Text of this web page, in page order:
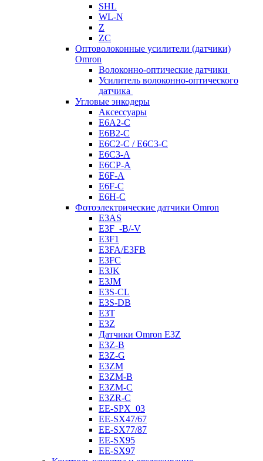
SHL
WL-N
Z
ZC
Оптоволоконные усилители (датчики)
Omron
Волоконно-оптические датчики
Усилитель волоконно-оптического
датчика
Угловые энкодеры
Аксессуары
E6A2-C
E6B2-C
E6C2-C / E6C3-C
E6C3-A
E6CP-A
E6F-A
E6F-C
E6H-C
Фотоэлектрические датчики Omron
E3AS
E3F_-B/-V
E3F1
E3FA/E3FB
E3FC
E3JK
E3JM
E3S-CL
E3S-DB
E3T
E3Z
Датчики Omron E3Z
E3Z-B
E3Z-G
E3ZM
E3ZM-B
E3ZM-C
E3ZR-C
EE-SPX_03
EE-SX47/67
EE-SX77/87
EE-SX95
EE-SX97